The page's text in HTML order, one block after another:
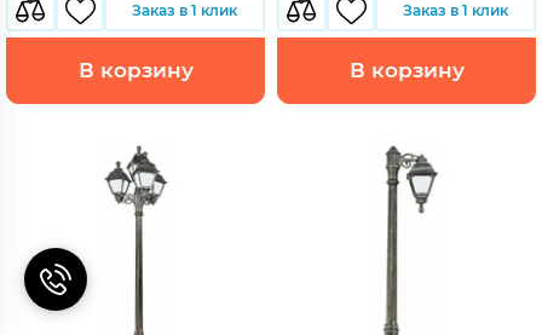
Заказ в 1 клик
В корзину
Заказ в 1 клик
В корзину